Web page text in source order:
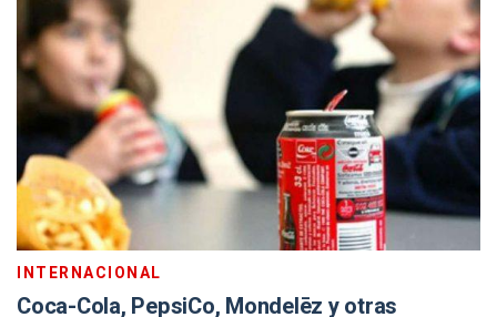
INTERNACIONAL
Coca-Cola, PepsiCo, Mondelēz y otras